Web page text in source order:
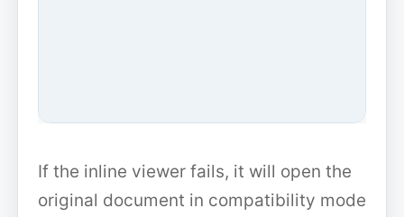
If the inline viewer fails, it will open the
original document in compatibility mode